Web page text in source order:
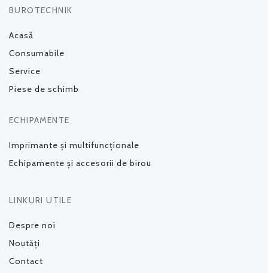
BUROTECHNIK
Acasă
Consumabile
Service
Piese de schimb
ECHIPAMENTE
Imprimante și multifuncționale
Echipamente și accesorii de birou
LINKURI UTILE
Despre noi
Noutăți
Contact